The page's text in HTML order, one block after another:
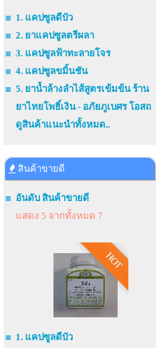
1. แคปซูลดีบัว
2. ยาแคปซูลตรีผลา
3. แคปซูลฟ้าทะลายโจร
4. แคปซูลขมิ้นชัน
5. ยาน้ำล้างลำไส้สูตรเข้มข้น ร้าน
ยาไทยโพธิ์เงิน - อภัยภูเบศร โอสถ
ดูสินค้าแนะนำทั้งหมด..
สินค้าขายดี
อันดับ สินค้าขายดี
แสดง 5 จากทั้งหมด 7
HOT
1. แคปซูลดีบัว